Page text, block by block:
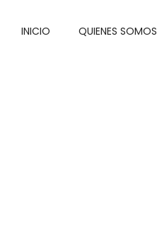
INICIO QUIENES SOMOS